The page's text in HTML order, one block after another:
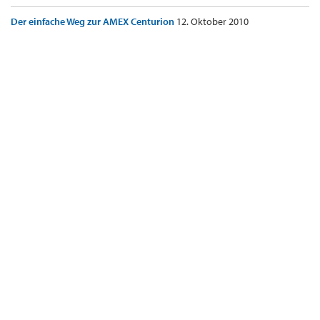
Der einfache Weg zur AMEX Centurion 12. Oktober 2010